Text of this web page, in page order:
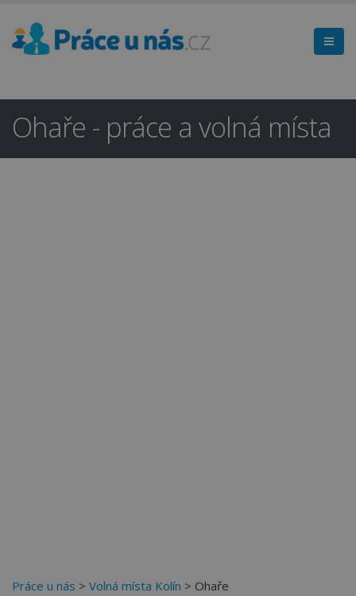
Ohaře - práce a volná místa
Práce u nás > Volná místa Kolín > Ohaře